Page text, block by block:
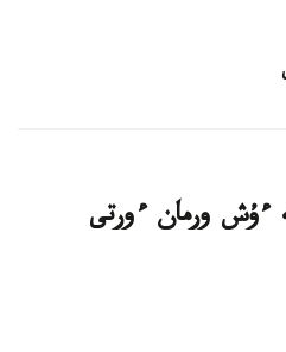
ءۇش ورمان ءورتى